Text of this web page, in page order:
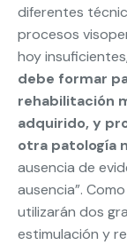
diferentes
procesos
hoy insuficientes,
debe formar
rehabilitación
adquirido, y
otra patología
ausencia de
ausencia”.
utilizarán dos
estimulación y